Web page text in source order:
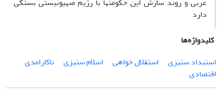
دارد
کلیدواژه‌ها
استبداد ستیزی
استقلال خواهی اسلام ستیزی
ناکارامدی
اقتصادی